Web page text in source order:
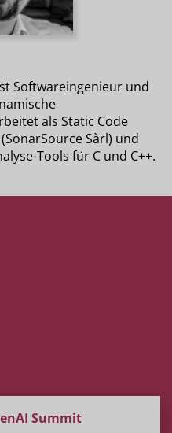
Softwareingenieur und
als Static Code
Sàrl) und
Tools für C und C++.
Summit